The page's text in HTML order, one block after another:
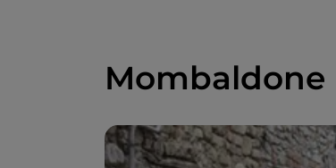
Mombaldone